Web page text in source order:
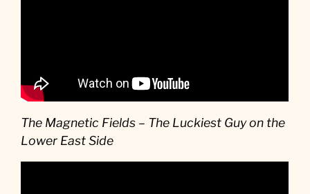
The Magnetic Fields – The Luckiest Guy on the
Lower East Side